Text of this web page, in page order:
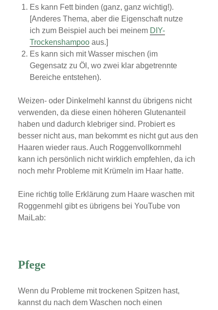
Es kann Fett binden (ganz, ganz wichtig!).
[Anderes Thema, aber die Eigenschaft nutze
ich zum Beispiel auch bei meinem DIY-
Trockenshampoo aus.]
Es kann sich mit Wasser mischen (im
Gegensatz zu Öl, wo zwei klar abgetrennte
Bereiche entstehen).
Weizen- oder Dinkelmehl kannst du übrigens nicht
verwenden, da diese einen höheren Glutenanteil
haben und dadurch klebriger sind. Probiert es
besser nicht aus, man bekommt es nicht gut aus den
Haaren wieder raus. Auch Roggenvollkornmehl
kann ich persönlich nicht wirklich empfehlen, da ich
noch mehr Probleme mit Krümeln im Haar hatte.
Eine richtig tolle Erklärung zum Haare waschen mit
Roggenmehl gibt es übrigens bei YouTube von
MaiLab:
i
r
e
i
e
d
a
t
e
n
s
c
u
t
r
k
o
u
Pfege
Wenn du Probleme mit trockenen Spitzen hast,
kannst du nach dem Waschen noch einen